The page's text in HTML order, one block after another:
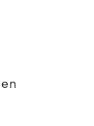
en